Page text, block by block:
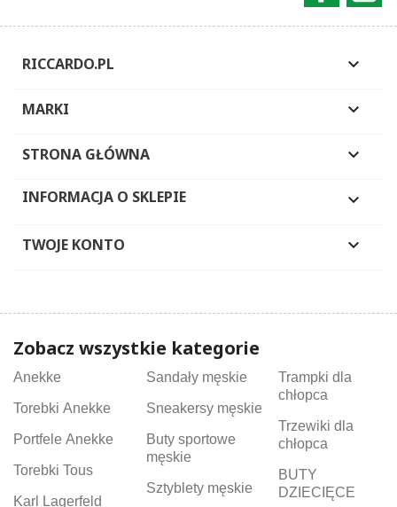
RICCARDO.PL 
MARKI 
STRONA GŁÓWNA 
INFORMACJA O SKLEPIE 
TWOJE KONTO 
Zobacz wszystkie kategorie
Anekke
Torebki Anekke
Portfele Anekke
Torebki Tous
Karl Lagerfeld
Sandały męskie
Sneakersy męskie
Buty sportowe
męskie
Sztyblety męskie
Trampki dla
chłopca
Trzewiki dla
chłopca
BUTY
DZIECIĘCE